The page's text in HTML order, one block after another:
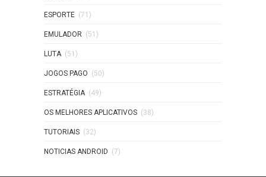
ESPORTE (71)
EMULADOR (51)
LUTA (51)
JOGOS PAGO (50)
ESTRATÉGIA (49)
OS MELHORES APLICATIVOS (38)
TUTORIAIS (32)
NOTICIAS ANDROID (7)